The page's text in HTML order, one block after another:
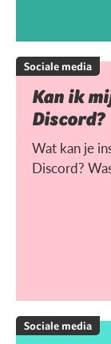
Sociale media
Kan ik
Discord?
Wat kan je
Discord?
Sociale media